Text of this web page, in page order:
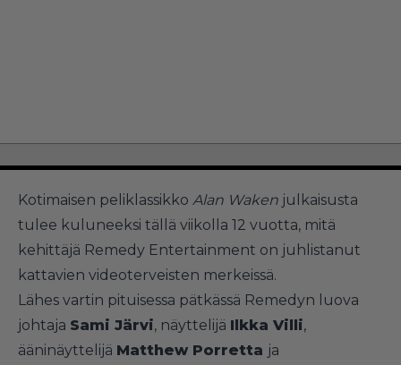
Kotimaisen peliklassikko Alan Waken julkaisusta
tulee kuluneeksi tällä viikolla 12 vuotta, mitä
kehittäjä Remedy Entertainment on juhlistanut
kattavien videoterveisten merkeissä.
Lähes vartin pituisessa pätkässä Remedyn luova
johtaja Sami Järvi, näyttelijä Ilkka Villi,
ääninäyttelijä Matthew Porretta ja